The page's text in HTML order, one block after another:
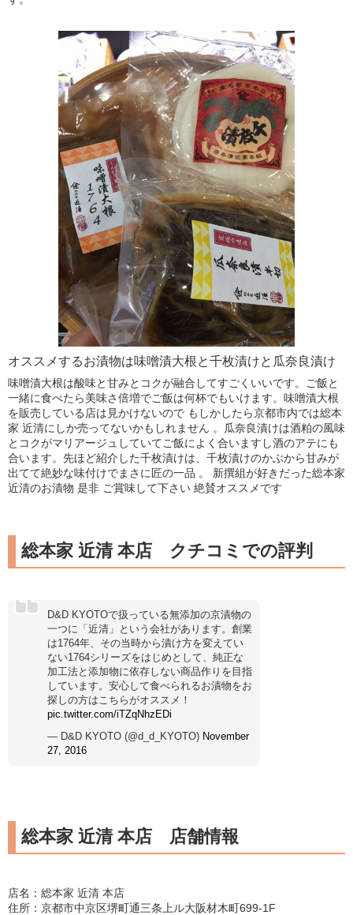
オススメするお漬物は味噌漬大根と千枚漬けと瓜奈良漬け
味噌漬大根は酸味と甘みとコクが融合してすごくいいです。ご飯と
一緒に食べたら美味さ倍増でご飯は何杯でもいけます。味噌漬大根
を販売している店は見かけないので もしかしたら京都市内では総本
家 近清にしか売ってないかもしれません 。瓜奈良漬けは酒粕の風味
とコクがマリアージュしていてご飯によく合いますし酒のアテにも
合います。先ほど紹介した千枚漬けは、千枚漬けのかぶから甘みが
出てて絶妙な味付けでまさに匠の一品 。 新撰組が好きだった総本家
近清のお漬物 是非 ご賞味して下さい 絶賛オススメです
総本家 近清 本店 クチコミでの評判
D&D KYOTOで扱っている無添加の京漬物の
一つに「近清」という会社があります。創業
は1764年、その当時から漬け方を変えてい
ない1764シリーズをはじめとして、純正な
加工法と添加物に依存しない商品作りを目指
しています。安心して食べられるお漬物をお
探しの方はこちらがオススメ！
pic.twitter.com/iTZqNhzEDi
— D&D KYOTO (@d_d_KYOTO) November
27, 2016
総本家 近清 本店 店舗情報
店名：総本家 近清 本店
住所：京都市中京区堺町通三条上ル大阪材木町699-1F